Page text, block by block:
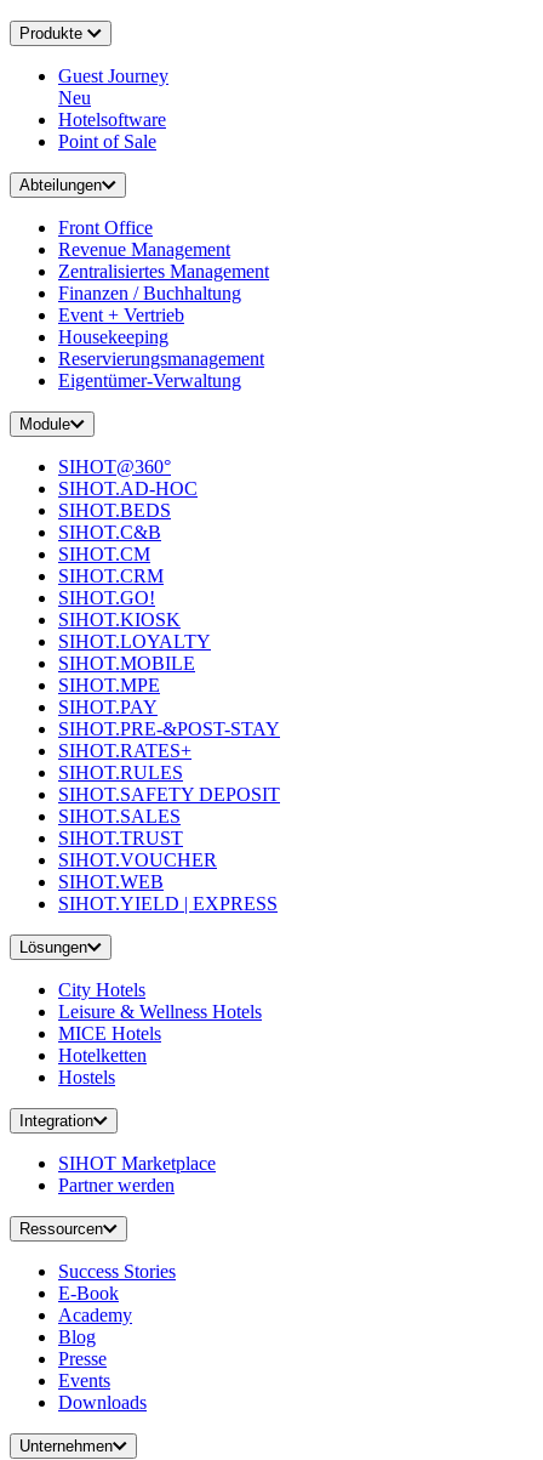
Produkte
Guest Journey
Neu
Hotelsoftware
Point of Sale
Abteilungen
Front Office
Revenue Management
Zentralisiertes Management
Finanzen / Buchhaltung
Event + Vertrieb
Housekeeping
Reservierungsmanagement
Eigentümer-Verwaltung
Module
SIHOT@360°
SIHOT.AD-HOC
SIHOT.BEDS
SIHOT.C&B
SIHOT.CM
SIHOT.CRM
SIHOT.GO!
SIHOT.KIOSK
SIHOT.LOYALTY
SIHOT.MOBILE
SIHOT.MPE
SIHOT.PAY
SIHOT.PRE-&POST-STAY
SIHOT.RATES+
SIHOT.RULES
SIHOT.SAFETY DEPOSIT
SIHOT.SALES
SIHOT.TRUST
SIHOT.VOUCHER
SIHOT.WEB
SIHOT.YIELD | EXPRESS
Lösungen
City Hotels
Leisure & Wellness Hotels
MICE Hotels
Hotelketten
Hostels
Integration
SIHOT Marketplace
Partner werden
Ressourcen
Success Stories
E-Book
Academy
Blog
Presse
Events
Downloads
Unternehmen